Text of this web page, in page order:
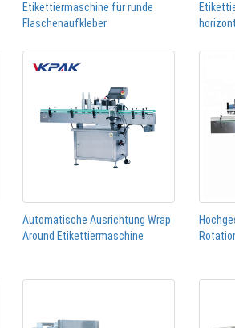
Etikettiermaschine für runde
Flaschenaufkleber
Automatische Ausrichtung Wrap
Around Etikettiermaschine